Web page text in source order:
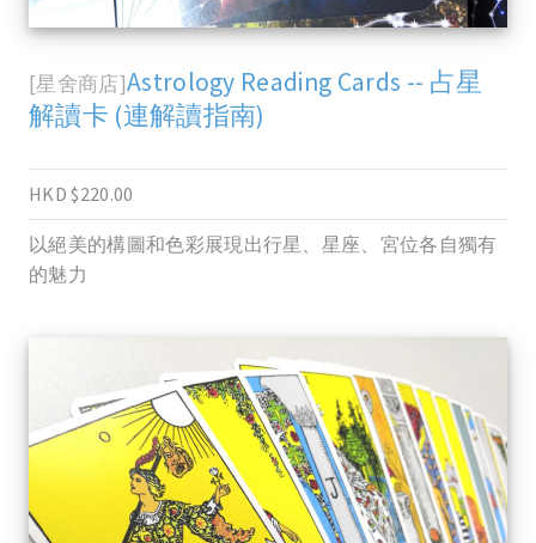
[星舍商店]Astrology Reading Cards -- 占星
解讀卡 (連解讀指南)
HKD $220.00
以絕美的構圖和色彩展現出行星、星座、宮位各自獨有
的魅力